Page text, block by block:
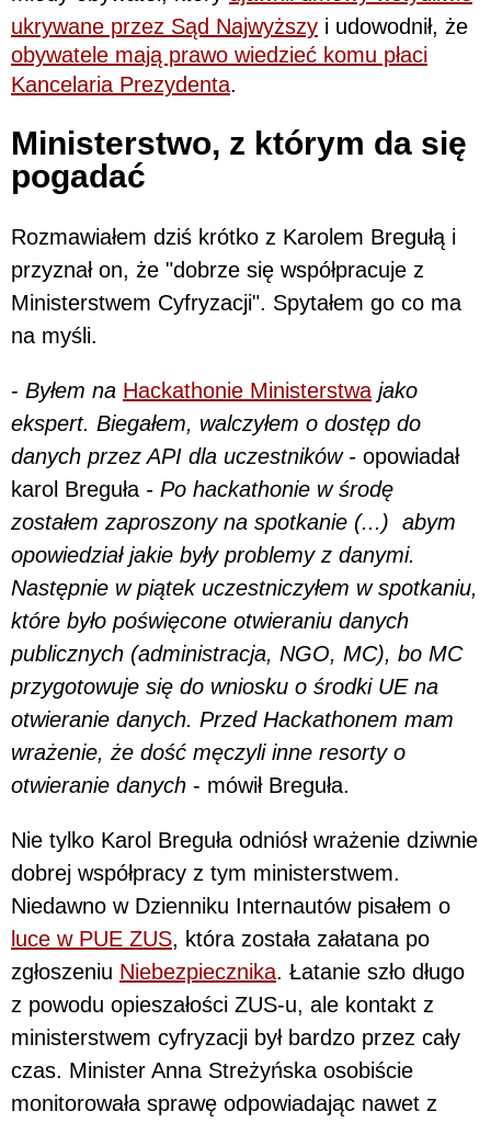
ukrywane przez Sąd Najwyższy i udowodnił, że
obywatele mają prawo wiedzieć komu płaci
Kancelaria Prezydenta.
Ministerstwo, z którym da się
pogadać
Rozmawiałem dziś krótko z Karolem Bregułą i
przyznał on, że "dobrze się współpracuje z
Ministerstwem Cyfryzacji". Spytałem go co ma
na myśli.
- Byłem na Hackathonie Ministerstwa jako
ekspert. Biegałem, walczyłem o dostęp do
danych przez API dla uczestników - opowiadał
karol Breguła - Po hackathonie w środę
zostałem zaproszony na spotkanie (...) abym
opowiedział jakie były problemy z danymi.
Następnie w piątek uczestniczyłem w spotkaniu,
które było poświęcone otwieraniu danych
publicznych (administracja, NGO, MC), bo MC
przygotowuje się do wniosku o środki UE na
otwieranie danych. Przed Hackathonem mam
wrażenie, że dość męczyli inne resorty o
otwieranie danych - mówił Breguła.
Nie tylko Karol Breguła odniósł wrażenie dziwnie
dobrej współpracy z tym ministerstwem.
Niedawno w Dzienniku Internautów pisałem o
luce w PUE ZUS, która została załatana po
zgłoszeniu Niebezpiecznika. Łatanie szło długo
z powodu opieszałości ZUS-u, ale kontakt z
ministerstwem cyfryzacji był bardzo przez cały
czas. Minister Anna Streżyńska osobiście
monitorowała sprawę odpowiadając nawet z